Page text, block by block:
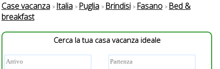
Case vacanza Italia Puglia Brindisi Fasano
Bed &
breakfast
Cerca la tua casa vacanza ideale